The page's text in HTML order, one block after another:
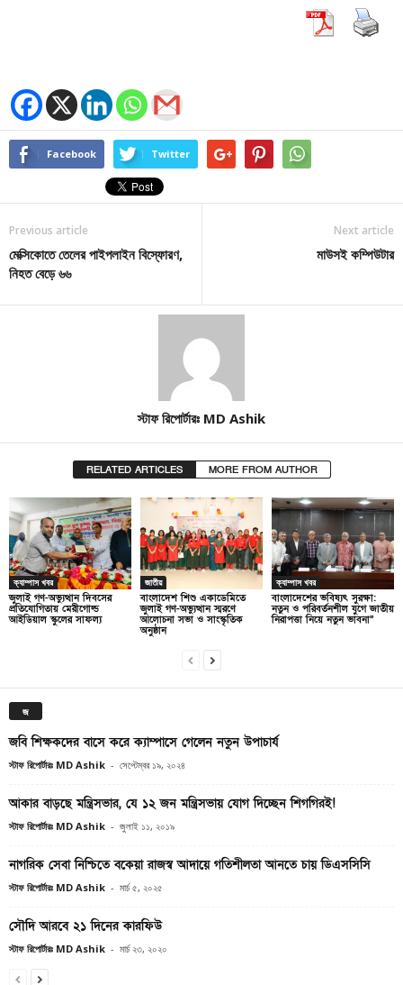
Facebook Twitter
Previous article
মেক্সিকোতে তেলের পাইপলাইন বিস্ফোরণ,
নিহত বেড়ে ৬৬
Next article
মাউসই কম্পিউটার
স্টাফ রিপোর্টারঃ MD Ashik
RELATED ARTICLES MORE FROM AUTHOR
ক্যাম্পাস খবর
জুলাই গণ-অভ্যুত্থান দিবসের
প্রতিযোগিতায় মেরীগোল্ড
আইডিয়াল স্কুলের সাফল্য
জাতীয়
বাংলাদেশ শিশু একাডেমিতে
জুলাই গণ-অভ্যুত্থান স্মরণে
আলোচনা সভা ও সাংস্কৃতিক
অনুষ্ঠান
ক্যাম্পাস খবর
বাংলাদেশের ভবিষ্যৎ সুরক্ষা:
নতুন ও পরিবর্তনশীল যুগে জাতীয়
নিরাপত্তা নিয়ে নতুন ভাবনা”
জ
জবি শিক্ষকদের বাসে করে ক্যাম্পাসে গেলেন নতুন উপাচার্য
স্টাফ রিপোর্টারঃ MD Ashik - সেপ্টেম্বর ১৯, ২০২৪
আকার বাড়ছে মন্ত্রিসভার, যে ১২ জন মন্ত্রিসভায় যোগ দিচ্ছেন শিগগিরই!
স্টাফ রিপোর্টারঃ MD Ashik - জুলাই ১১, ২০১৯
নাগরিক সেবা নিশ্চিতে বকেয়া রাজস্ব আদায়ে গতিশীলতা আনতে চায় ডিএসসিসি
স্টাফ রিপোর্টারঃ MD Ashik - মার্চ ৫, ২০২৫
সৌদি আরবে ২১ দিনের কারফিউ
স্টাফ রিপোর্টারঃ MD Ashik - মার্চ ২৩, ২০২০